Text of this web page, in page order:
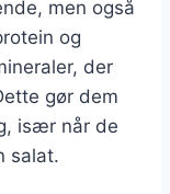
men også
og
der
gør dem
især når de
salat.